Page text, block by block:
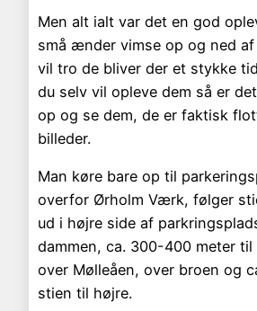
Men alt ialt var det en god
små ænder vimse op og ned af
vil tro de bliver der et stykke
du selv vil opleve dem så er
op og se dem, de er faktisk
billeder.
Man køre bare op til
overfor Ørholm Værk, følger
ud i højre side af
dammen, ca. 300-400 meter
over Mølleåen, over broen og
stien til højre.